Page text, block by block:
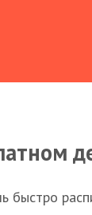
быстро